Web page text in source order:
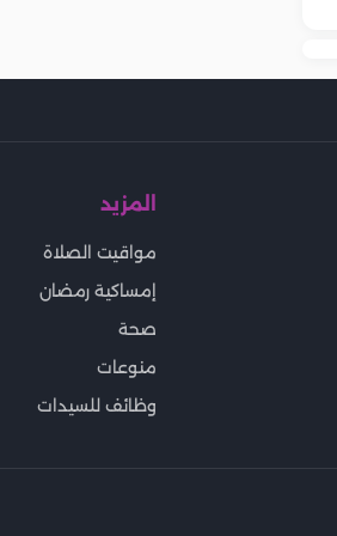
المزيد
مواقيت الصلاة
إمساكية رمضان
صحة
منوعات
وظائف للسيدات